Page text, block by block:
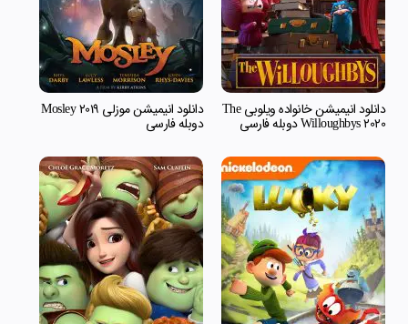
دانلود انیمیشن خانواده ویلوبی The
Willoughbys 2020 دوبله فارسی
دانلود انیمیشن موزلی Mosley 2019
دوبله فارسی